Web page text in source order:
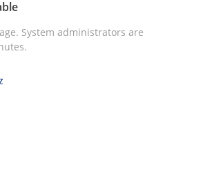
System administrators are